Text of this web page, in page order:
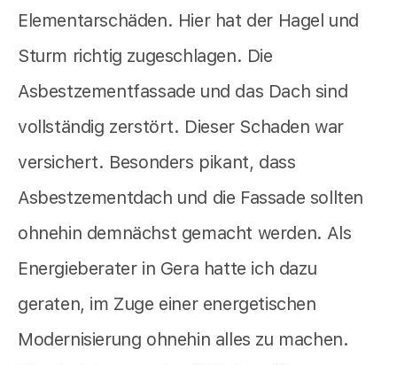
Elementarschäden. Hier hat der Hagel und
Sturm richtig zugeschlagen. Die
Asbestzementfassade und das Dach sind
vollständig zerstört. Dieser Schaden war
versichert. Besonders pikant, dass
Asbestzementdach und die Fassade sollten
ohnehin demnächst gemacht werden. Als
Energieberater in Gera hatte ich dazu
geraten, im Zuge einer energetischen
Modernisierung ohnehin alles zu machen.